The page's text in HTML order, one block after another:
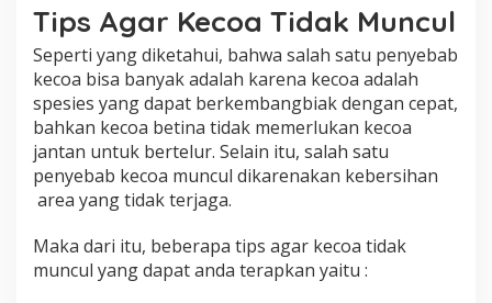
Tips Agar Kecoa Tidak Muncul
Seperti yang diketahui, bahwa salah satu penyebab
kecoa bisa banyak adalah karena kecoa adalah
spesies yang dapat berkembangbiak dengan cepat,
bahkan kecoa betina tidak memerlukan kecoa
jantan untuk bertelur. Selain itu, salah satu
penyebab kecoa muncul dikarenakan kebersihan
area yang tidak terjaga.
Maka dari itu, beberapa tips agar kecoa tidak
muncul yang dapat anda terapkan yaitu :